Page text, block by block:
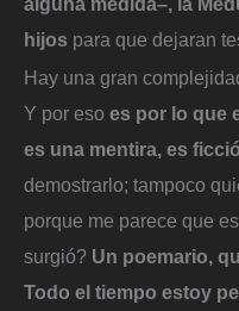
hijos para que dejaran
Hay una gran
Y por eso es por lo que
es una mentira, es
demostrarlo; tampoco
porque me parece que
surgió? Un poemario,
Todo el tiempo estoy